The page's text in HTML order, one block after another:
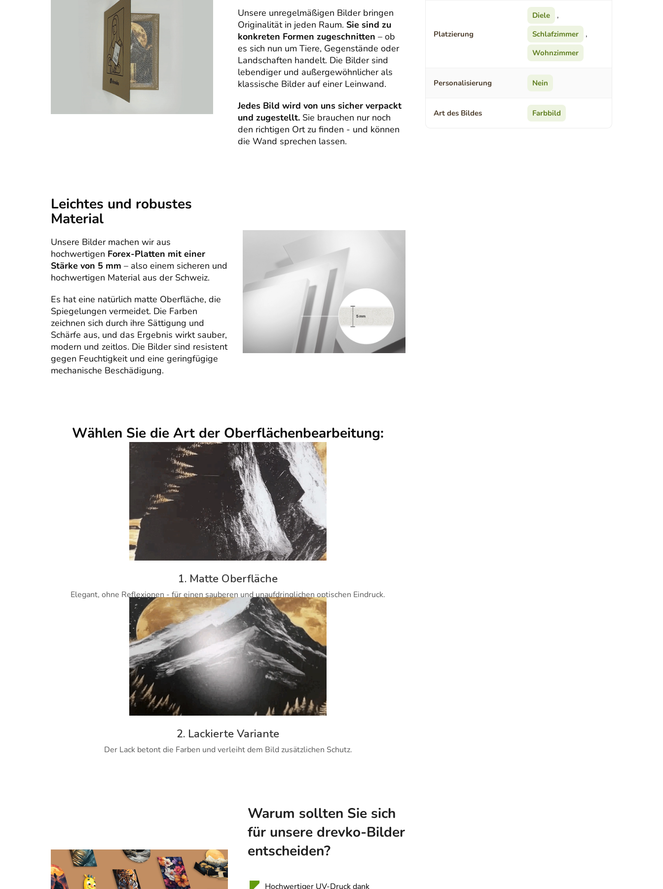
Unsere unregelmäßigen Bilder bringen
Originalität in jeden Raum. Sie sind zu
konkreten Formen zugeschnitten – ob
es sich nun um Tiere, Gegenstände oder
Landschaften handelt. Die Bilder sind
lebendiger und außergewöhnlicher als
klassische Bilder auf einer Leinwand.
Jedes Bild wird von uns sicher verpackt
und zugestellt. Sie brauchen nur noch
den richtigen Ort zu finden - und können
die Wand sprechen lassen.
Leichtes und robustes
Material
Unsere Bilder machen wir aus
hochwertigen Forex-Platten mit einer
Stärke von 5 mm – also einem sicheren und
hochwertigen Material aus der Schweiz.
Es hat eine natürlich matte Oberfläche, die
Spiegelungen vermeidet. Die Farben
zeichnen sich durch ihre Sättigung und
Schärfe aus, und das Ergebnis wirkt sauber,
modern und zeitlos. Die Bilder sind resistent
gegen Feuchtigkeit und eine geringfügige
mechanische Beschädigung.
Wählen Sie die Art der Oberflächenbearbeitung:
1. Matte Oberfläche
Elegant, ohne Reflexionen - für einen sauberen und unaufdringlichen optischen Eindruck.
2. Lackierte Variante
Der Lack betont die Farben und verleiht dem Bild zusätzlichen Schutz.
Warum sollten Sie sich
für unsere drevko-Bilder
entscheiden?
Hochwertiger UV-Druck dank
Platzierung
Diele
,
Schlafzimmer
,
Wohnzimmer
Personalisierung Nein
Art des Bildes Farbbild